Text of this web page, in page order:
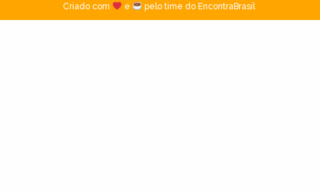
Criado com
e pelo time do EncontraBrasil